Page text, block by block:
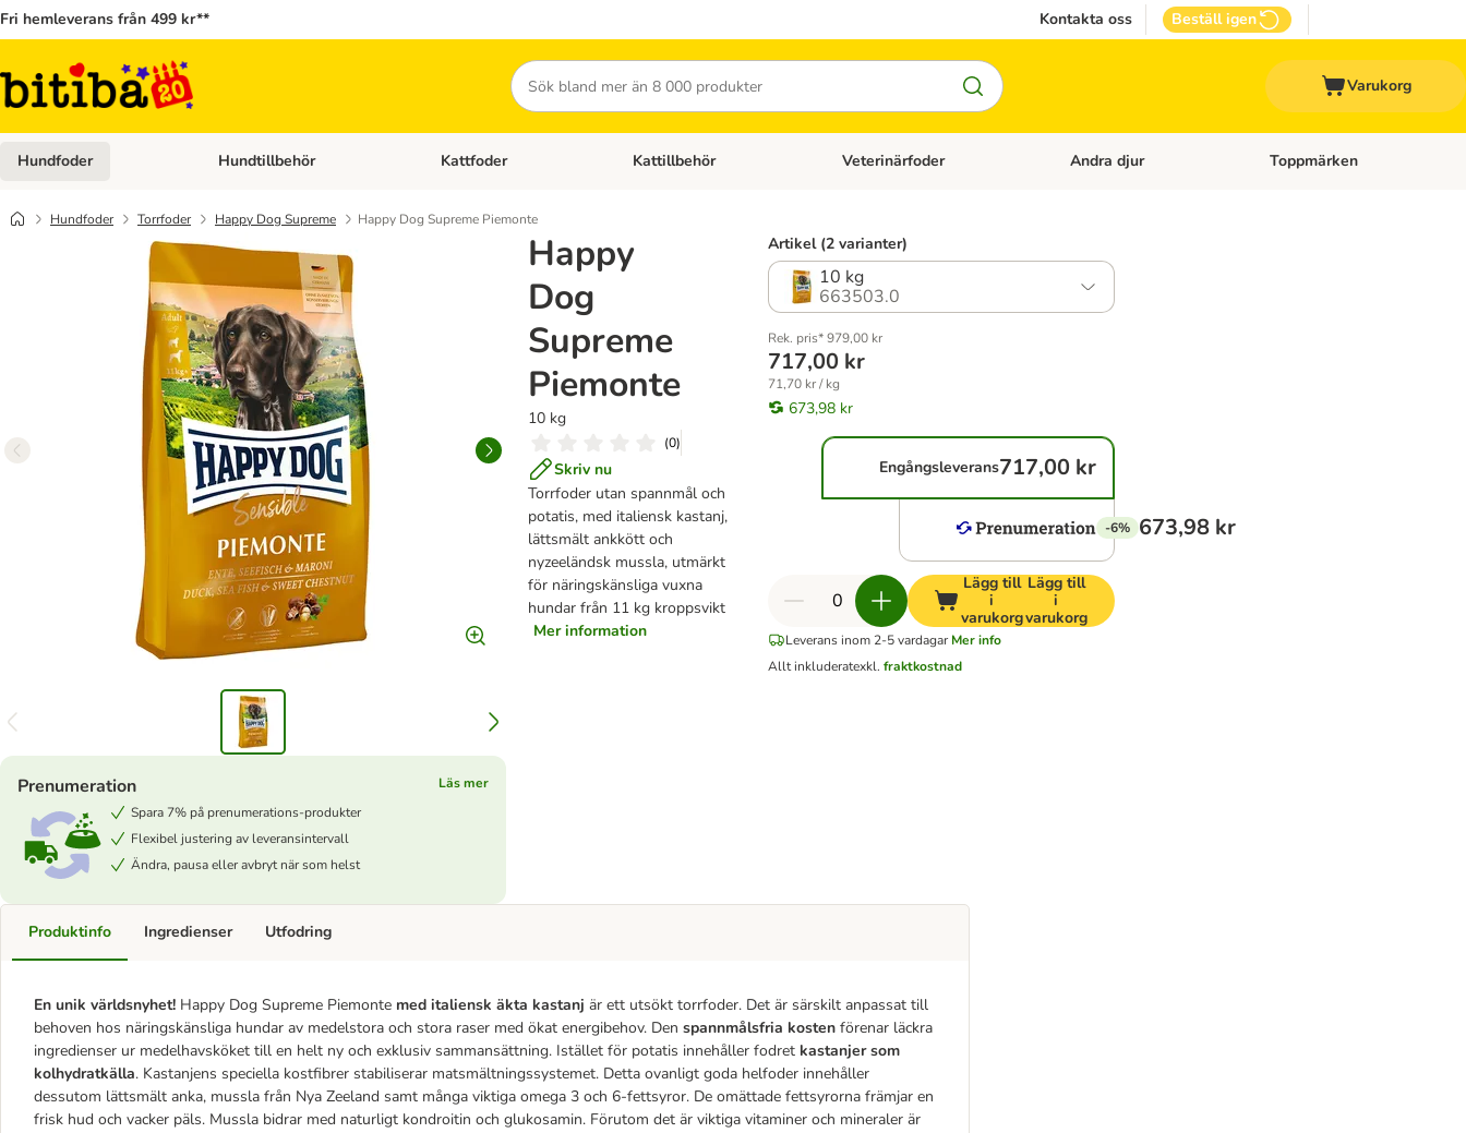
Fri hemleverans från 499 kr** Kontakta oss Beställ igen
Sök
Varukorg
Hundfoder Open category menu: Hundfoder
Hundtillbehör Open category menu: Hundtillbehör
Kattfoder Open category menu: Kattfoder
Kattillbehör Open category menu: Kattillbehör
Veterinärfoder Open category menu: Veterinärfoder
Andra djur Open category menu: Andra
Toppmärken
Hundfoder Torrfoder Happy Dog Supreme Happy Dog Supreme Piemonte
Happy
Dog
Supreme
Piemonte
10 kg
(0)
Skriv nu
Torrfoder utan spannmål och
potatis, med italiensk kastanj,
lättsmält ankkött och
nyzeeländsk mussla, utmärkt
för näringskänsliga vuxna
hundar från 11 kg kroppsvikt
Mer information
Prenumeration
Läs mer
Spara 7% på prenumerations-produkter
Flexibel justering av leveransintervall
Ändra, pausa eller avbryt när som helst
Artikel (2 varianter)
10 kg
663503.0
Rek. pris* 979,00 kr
717,00 kr
71,70 kr / kg
673,98 kr
Engångsleverans717,00 kr
-6% 673,98 kr
Lägg till
i
varukorg
Lägg till
i
varukorg
Leverans inom 2-5 vardagar Mer info
Allt inkluderatexkl. fraktkostnad
Produktinfo
En unik världsnyhet! Happy Dog Supreme Piemonte med italiensk äkta kastanj är ett utsökt torrfoder. Det är särskilt anpassat till
behoven hos näringskänsliga hundar av medelstora och stora raser med ökat energibehov. Den spannmålsfria kosten förenar läckra
ingredienser ur medelhavsköket till en helt ny och exklusiv sammansättning. Istället för potatis innehåller fodret kastanjer som
kolhydratkälla. Kastanjens speciella kostfibrer stabiliserar matsmältningssystemet. Detta ovanligt goda helfoder innehåller
dessutom lättsmält anka, mussla från Nya Zeeland samt många viktiga omega 3 och 6-fettsyror. De omättade fettsyrorna främjar en
frisk hud och vacker päls. Mussla bidrar med naturligt kondroitin och glukosamin. Förutom det är viktiga vitaminer och mineraler är
Ingredienser Utfodring